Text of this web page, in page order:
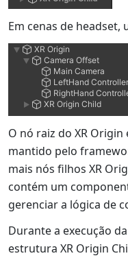
Em cenas de
O nó raiz do XR Origin
mantido pelo
mais nós filhos XR
contém um
gerenciar a lógica de
Durante a execução
estrutura XR Origin